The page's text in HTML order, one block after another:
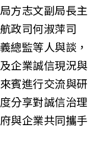
方志文副局長主
政司何淑萍司
總監等人與談，
企業誠信現況與
賓進行交流與研
分享對誠信治理
與企業共同攜手